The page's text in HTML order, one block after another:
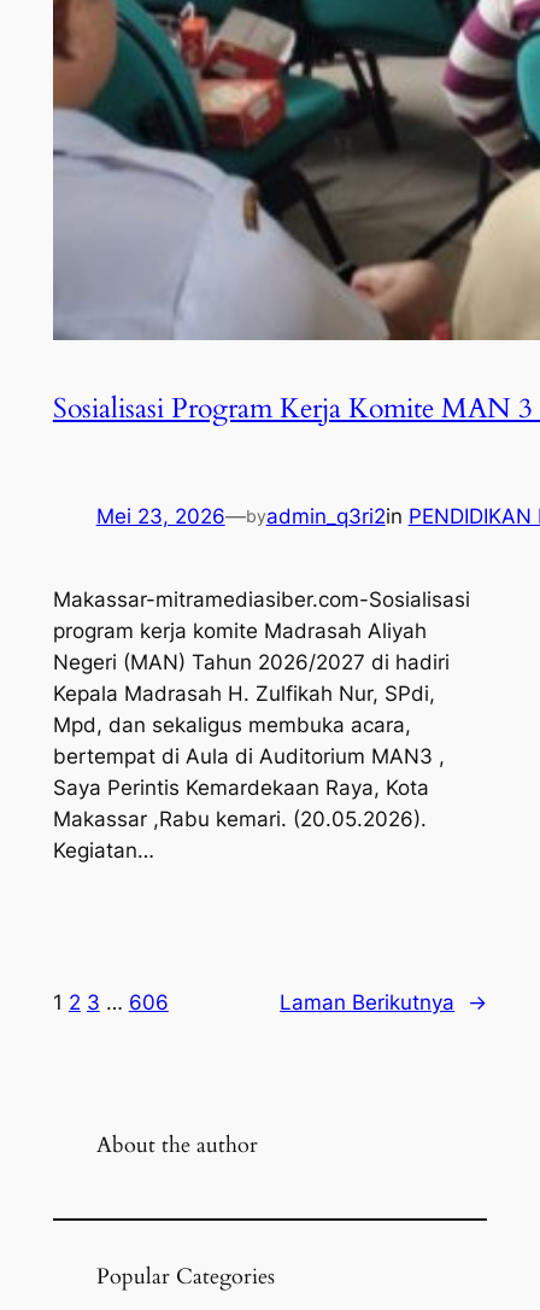
Sosialisasi Program Kerja Komite MAN 3
Mei 23, 2026—byadmin_q3ri2in
Makassar-mitramediasiber.com-Sosialisasi
program kerja komite Madrasah Aliyah
Negeri (MAN) Tahun 2026/2027 di hadiri
Kepala Madrasah H. Zulfikah Nur, SPdi,
Mpd, dan sekaligus membuka acara,
bertempat di Aula di Auditorium MAN3 ,
Saya Perintis Kemardekaan Raya, Kota
Makassar ,Rabu kemari. (20.05.2026).
Kegiatan…
1 2 3 … 606 Laman Berikutnya →
About the author
Popular Categories